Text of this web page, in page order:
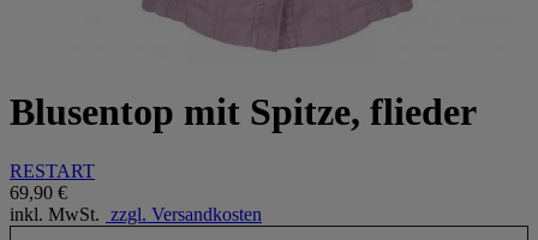
Blusentop mit Spitze, flieder
RESTART
69,90 €
inkl. MwSt. zzgl. Versandkosten